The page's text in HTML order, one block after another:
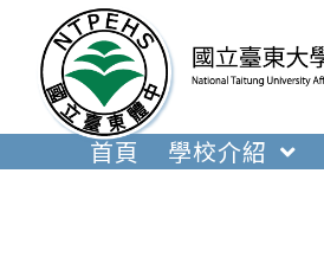
內
首頁 學校介紹